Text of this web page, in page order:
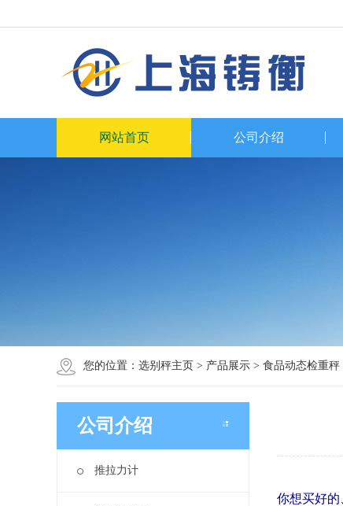
网站首页 公司介绍
您的位置： 选别秤主页 > 产品展示 > 食品动态检重秤
公司介绍
推拉力计
你想买好